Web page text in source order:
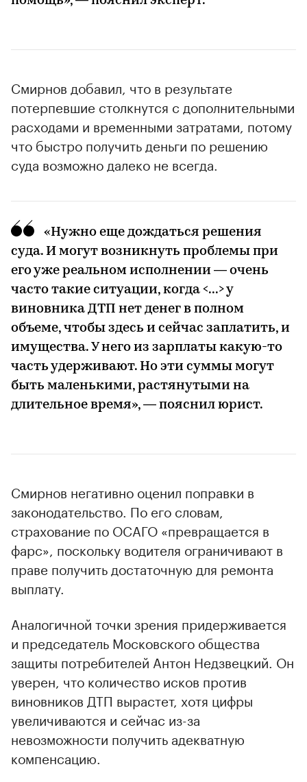
Смирнов добавил, что в результате
потерпевшие столкнутся с дополнительными
расходами и временными затратами, потому
что быстро получить деньги по решению
суда возможно далеко не всегда.
«Нужно еще дождаться решения
суда. И могут возникнуть проблемы при
его уже реальном исполнении — очень
часто такие ситуации, когда <...> у
виновника ДТП нет денег в полном
объеме, чтобы здесь и сейчас заплатить, и
имущества. У него из зарплаты какую-то
часть удерживают. Но эти суммы могут
быть маленькими, растянутыми на
длительное время», — пояснил юрист.
Смирнов негативно оценил поправки в
законодательство. По его словам,
страхование по ОСАГО «превращается в
фарс», поскольку водителя ограничивают в
праве получить достаточную для ремонта
выплату.
Аналогичной точки зрения придерживается
и председатель Московского общества
защиты потребителей Антон Недзвецкий. Он
уверен, что количество исков против
виновников ДТП вырастет, хотя цифры
увеличиваются и сейчас из-за
невозможности получить адекватную
компенсацию.